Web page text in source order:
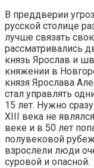
В преддверии
русской столице
лучше связать
рассматривались
князь Ярослав и
княжении в
князя Ярослава
стал управлять
15 лет. Нужно
XIII века не
веке и в 50 лет
полувековой
взрослели люди
суровой и опасной.